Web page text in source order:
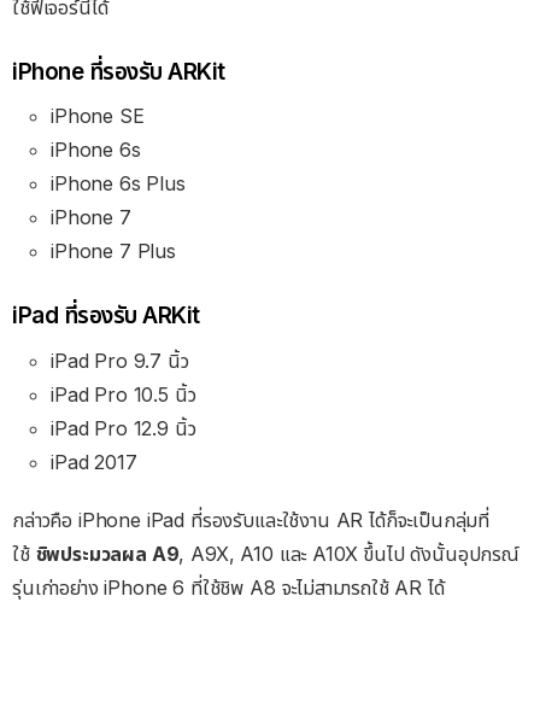
ใช้ฟีเจอร์นี้ได้
iPhone ที่รองรับ ARKit
iPhone SE
iPhone 6s
iPhone 6s Plus
iPhone 7
iPhone 7 Plus
iPad ที่รองรับ ARKit
iPad Pro 9.7 นิ้ว
iPad Pro 10.5 นิ้ว
iPad Pro 12.9 นิ้ว
iPad 2017
กล่าวคือ iPhone iPad ที่รองรับและใช้งาน AR ได้ก็จะเป็นกลุ่มที่
ใช้ ชิพประมวลผล A9, A9X, A10 และ A10X ขึ้นไป ดังนั้นอุปกรณ์
รุ่นเก่าอย่าง iPhone 6 ที่ใช้ชิพ A8 จะไม่สามารถใช้ AR ได้